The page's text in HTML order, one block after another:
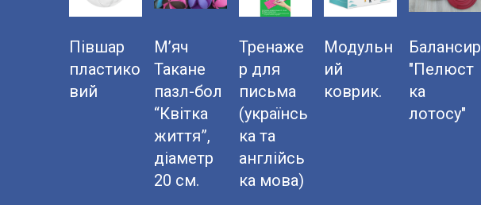
Півшар
пластико
вий
М’яч
Такане
пазл-бол
“Квітка
життя”,
діаметр
20 см.
Тренаже
р для
письма
(українсь
ка та
англійсь
ка мова)
Модульн
ий
коврик.
Балансир
"Пелюст
ка
лотосу"